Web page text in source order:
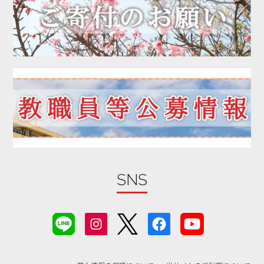
2020年03月
2020年02月
2020年01月
2019年11月
2019年10月
2019年09月
2019年08月
2019年04月
2019年03月
SNS